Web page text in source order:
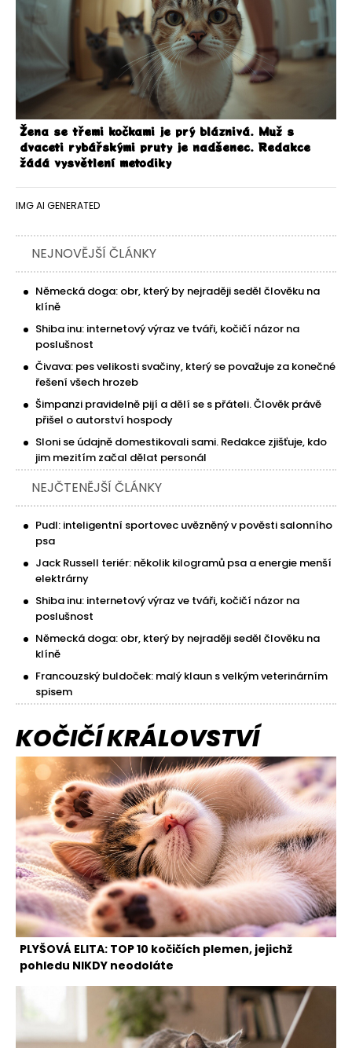
Žena se třemi kočkami je prý bláznivá. Muž s
dvaceti rybářskými pruty je nadšenec. Redakce
žádá vysvětlení metodiky
IMG AI GENERATED
NEJNOVĚJŠÍ ČLÁNKY
Německá doga: obr, který by nejraději seděl člověku na
klíně
Shiba inu: internetový výraz ve tváři, kočičí názor na
poslušnost
Čivava: pes velikosti svačiny, který se považuje za konečné
řešení všech hrozeb
Šimpanzi pravidelně pijí a dělí se s přáteli. Člověk právě
přišel o autorství hospody
Sloni se údajně domestikovali sami. Redakce zjišťuje, kdo
jim mezitím začal dělat personál
NEJČTENĚJŠÍ ČLÁNKY
Pudl: inteligentní sportovec uvězněný v pověsti salonního
psa
Jack Russell teriér: několik kilogramů psa a energie menší
elektrárny
Shiba inu: internetový výraz ve tváři, kočičí názor na
poslušnost
Německá doga: obr, který by nejraději seděl člověku na
klíně
Francouzský buldoček: malý klaun s velkým veterinárním
spisem
KOČIČÍ KRÁLOVSTVÍ
PLYŠOVÁ ELITA: TOP 10 kočičích plemen, jejichž
pohledu NIKDY neodoláte